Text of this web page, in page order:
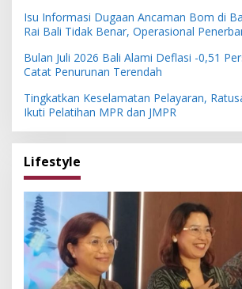
Isu Informasi Dugaan Ancaman Bom di
Rai Bali Tidak Benar, Operasional
Bulan Juli 2026 Bali Alami Deflasi -0,51
Catat Penurunan Terendah
Tingkatkan Keselamatan Pelayaran,
Ikuti Pelatihan MPR dan JMPR
Lifestyle